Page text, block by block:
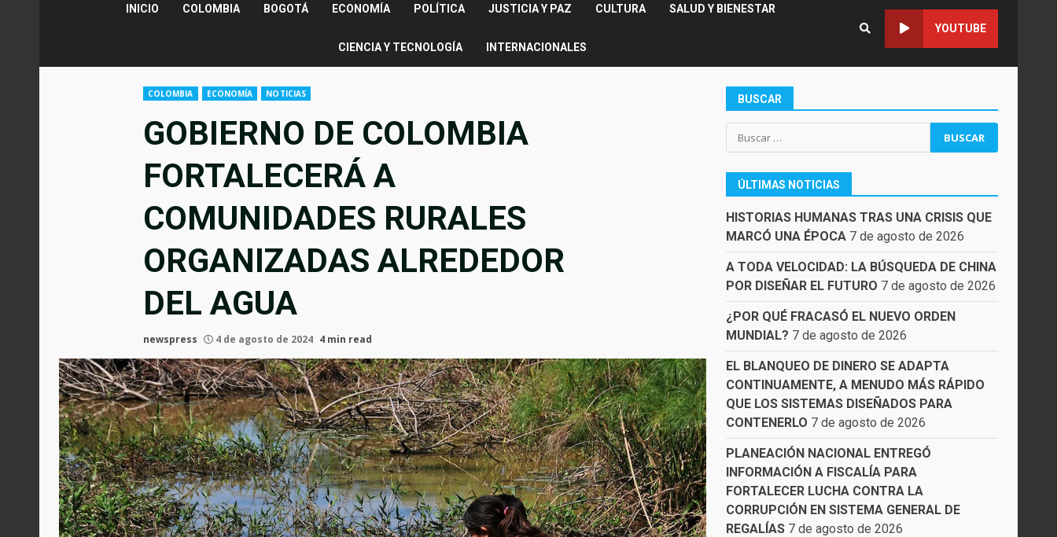
INICIO COLOMBIA BOGOTÁ ECONOMÍA POLÍTICA JUSTICIA Y PAZ CULTURA SALUD Y BIENESTAR
CIENCIA Y TECNOLOGÍA INTERNACIONALES
YOUTUBE
COLOMBIA ECONOMÍA NOTICIAS
GOBIERNO DE COLOMBIA
FORTALECERÁ A
COMUNIDADES RURALES
ORGANIZADAS ALREDEDOR
DEL AGUA
newspress 4 de agosto de 2024 4 min read
BUSCAR
Buscar:
ÚLTIMAS NOTICIAS
HISTORIAS HUMANAS TRAS UNA CRISIS QUE
MARCÓ UNA ÉPOCA 7 de agosto de 2026
A TODA VELOCIDAD: LA BÚSQUEDA DE CHINA
POR DISEÑAR EL FUTURO 7 de agosto de 2026
¿POR QUÉ FRACASÓ EL NUEVO ORDEN
MUNDIAL? 7 de agosto de 2026
EL BLANQUEO DE DINERO SE ADAPTA
CONTINUAMENTE, A MENUDO MÁS RÁPIDO
QUE LOS SISTEMAS DISEÑADOS PARA
CONTENERLO 7 de agosto de 2026
PLANEACIÓN NACIONAL ENTREGÓ
INFORMACIÓN A FISCALÍA PARA
FORTALECER LUCHA CONTRA LA
CORRUPCIÓN EN SISTEMA GENERAL DE
REGALÍAS 7 de agosto de 2026